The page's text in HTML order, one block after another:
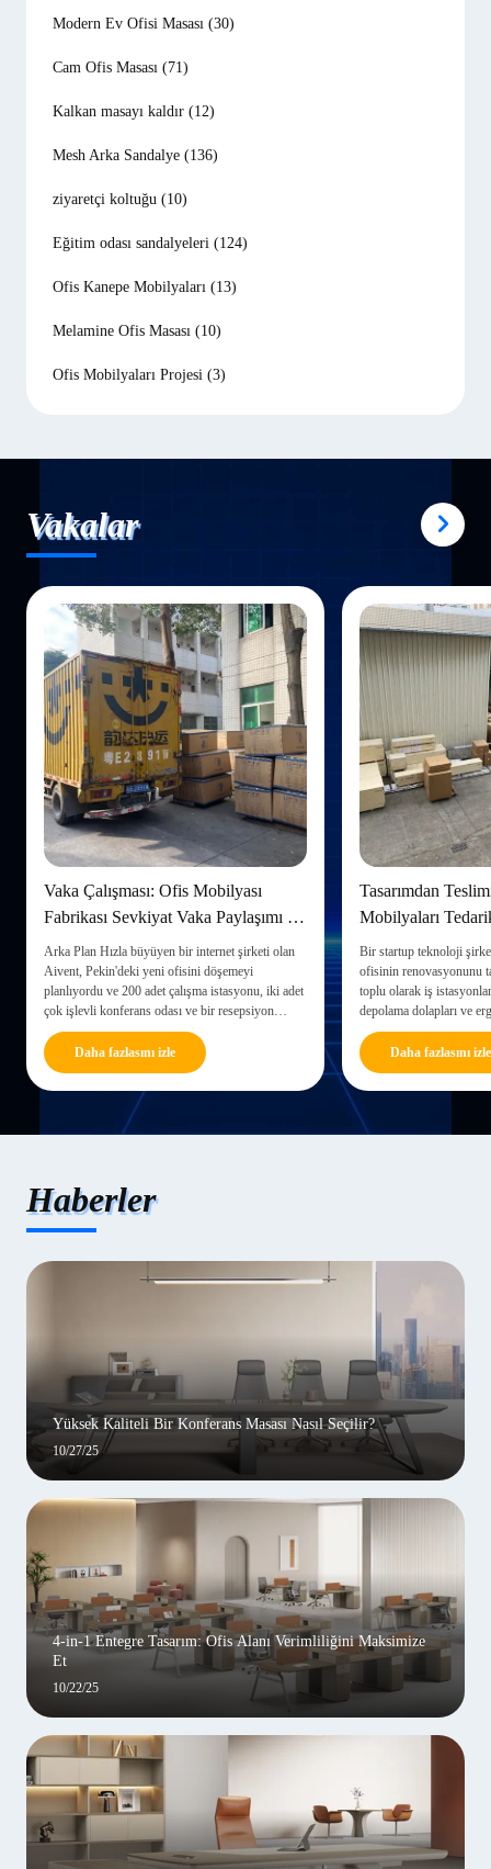
Modern Ev Ofisi Masası (30)
Cam Ofis Masası (71)
Kalkan masayı kaldır (12)
Mesh Arka Sandalye (136)
ziyaretçi koltuğu (10)
Eğitim odası sandalyeleri (124)
Ofis Kanepe Mobilyaları (13)
Melamine Ofis Masası (10)
Ofis Mobilyaları Projesi (3)
Vakalar
Vaka Çalışması: Ofis Mobilyası
Fabrikası Sevkiyat Vaka Paylaşımı –
Tek Durak Hizmet Müşteri
Memnuniyetini Nasıl Artırır?
Arka Plan Hızla büyüyen bir internet şirketi olan
Aivent, Pekin'deki yeni ofisini döşemeyi
planlıyordu ve 200 adet çalışma istasyonu, iki adet
çok işlevli konferans odası ve bir resepsiyon
alanına ihtiyaç duyuyordu. Kalite ve zamanında
teslimatı garanti altına almak için Aivent,
özelleştirme, üretim...
Daha fazlasını izle
Tasarımdan
Mobilyaları
Tam Bir Rehber
Bir startup teknoloji
ofisinin renovasyonunu
toplu olarak iş
depolama dolapları ve
alması gerekiyor. Kalite
sağlamak için, şirketin
Daha fazlasını izle
Haberler
Yüksek Kaliteli Bir Konferans Masası Nasıl Seçilir?
10/27/25
4-in-1 Entegre Tasarım: Ofis Alanı Verimliliğini Maksimize
Et
10/22/25